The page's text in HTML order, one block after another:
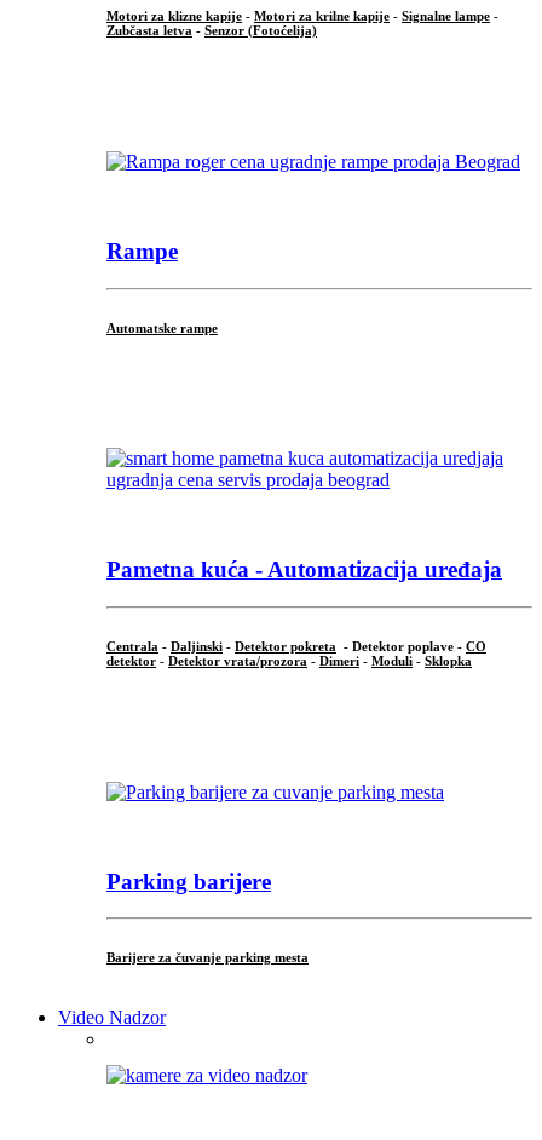
Motori za klizne kapije - Motori za krilne kapije - Signalne lampe -
Zubčasta letva - Senzor (Fotoćelija)
Rampe
Automatske rampe
Pametna kuća - Automatizacija uređaja
Centrala - Daljinski - Detektor pokreta - Detektor poplave - CO
detektor - Detektor vrata/prozora - Dimeri - Moduli - Sklopka
Parking barijere
Barijere za čuvanje parking mesta
Video Nadzor